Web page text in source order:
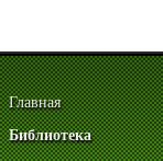
Главная
Библиотека